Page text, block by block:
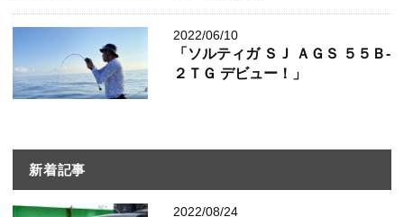
2022/06/10
「ソルティガ ＳＪ ＡＧＳ ５５Ｂ-
２ＴＧ デビュー！」
新着記事
2022/08/24